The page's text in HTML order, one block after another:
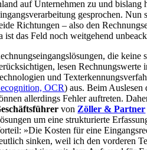
auf Unternehmen zu und bislang
gesprochen. Nun
Richtungen – also den
ist das Feld noch weitgehend
die keine
lesen Rechnungswerte
und
OCR) aus. Beim Auslesen
allerdings Fehler auftreten.
von Zöller & Partner
um eine strukturierte
»Die Kosten für eine
sinken, weil ich den vorderen